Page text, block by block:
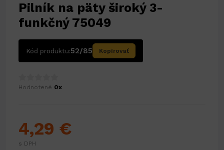
Pilník na päty široký 3-
funkčný 75049
Kód produktu:52/85 Kopírovať
Hodnotené 0x
4,29 €
s DPH